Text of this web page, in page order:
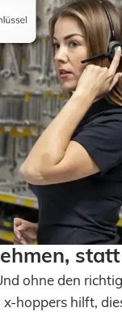
ohne den
hoppers hilft,